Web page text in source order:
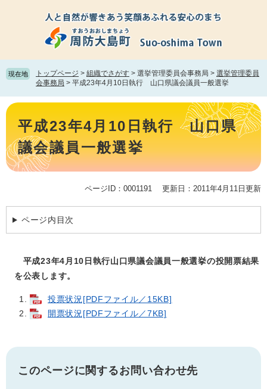
頭
で
飛
ば
て
現在地 トップページ > 組織でさがす > 選挙管理委員会事務局 > 選挙管理委員
会事務局 > 平成23年4月10日執行 山口県議会議員一般選挙
本
平成23年4月10日執行 山口県
議会議員一般選挙
ページID：0001191 更新日：2011年4月11日更新
ページ内目次
平成23年4月10日執行山口県議会議員一般選挙の投開票結果
を公表します。
投票状況[PDFファイル／15KB]
開票状況[PDFファイル／7KB]
このページに関するお問い合わせ先